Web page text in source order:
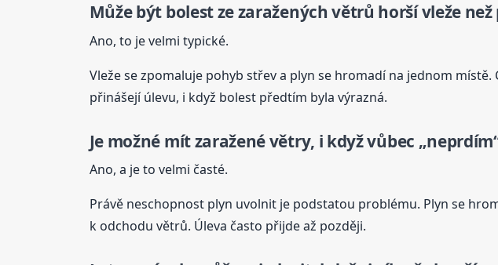
Může být bolest ze zaražených větrů horší vleže než
Ano, to je velmi typické.
Vleže se zpomaluje pohyb střev a plyn se hromadí na jednom
přinášejí úlevu, i když bolest předtím byla výrazná.
Je možné mítzaraženévětry, i když vůbec
Ano, a je to velmi časté.
Právě neschopnost plyn uvolnit je podstatou problému. Plyn se
k odchodu větrů. Úleva často přijde až později.